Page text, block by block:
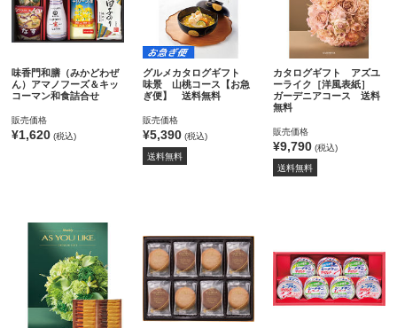
味香門和膳（みかどわぜ
ん）アマノフーズ＆キッ
コーマン和食詰合せ
販売価格
¥1,620 (税込)
グルメカタログギフト
味景 山桃コース【お急
ぎ便】 送料無料
販売価格
¥5,390(税込)
送料無料
カタログギフト アズユ
ーライク［洋風表紙］
ガーデニアコース 送料
無料
販売価格
¥9,790 (税込)
送料無料